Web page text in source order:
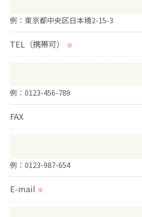
用停止の手続を定めさせて頂いて
ご本人である事を確認のうえ、対
す。
個人情報の開示･訂正･削除・利用
例：東京都中央区日本橋2-15-3
TEL（携帯可） ※
例：0123-456-789
FAX
例：0123-987-654
E-mail ※